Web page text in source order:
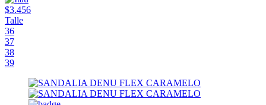
$3.456
Talle
36
37
38
39